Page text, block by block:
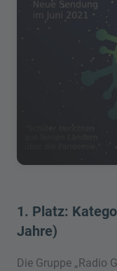
1. Platz:
Jahre)
Die Gruppe „Radio